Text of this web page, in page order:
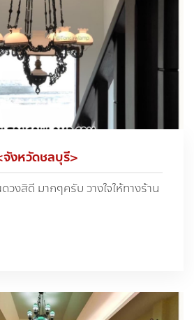
งหวัดชลบุรี>
งสิดี มากๆครับ วางใจให้ทางร้าน